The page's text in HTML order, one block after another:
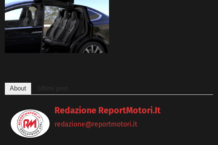
About Ultimi post
Redazione ReportMotori.it
redazione@reportmotori.it